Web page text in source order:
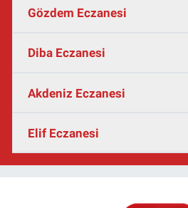
Gözdem Eczanesi
Diba Eczanesi
Akdeniz Eczanesi
Elif Eczanesi